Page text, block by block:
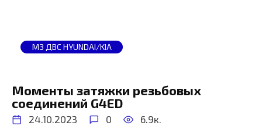
МЗ ДВС HYUNDAI/KIA
Моменты затяжки резьбовых
соединений G4ED
24.10.2023 0 6.9к.